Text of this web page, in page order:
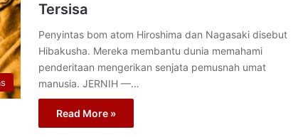
Tersisa
Penyintas bom atom Hiroshima dan Nagasaki disebut
Hibakusha. Mereka membantu dunia memahami
penderitaan mengerikan senjata pemusnah umat
manusia. JERNIH —…
Read More »